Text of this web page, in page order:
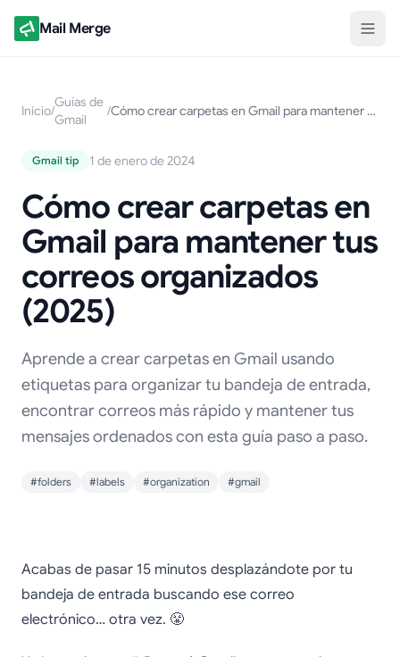
Mail Merge
Inicio/
Guías de
Gmail
/ Cómo crear carpetas en Gmail para mantener tus correos organizados (2025)
Gmail tip 1 de enero de 2024
Cómo crear carpetas en
Gmail para mantener tus
correos organizados
(2025)
Aprende a crear carpetas en Gmail usando
etiquetas para organizar tu bandeja de entrada,
encontrar correos más rápido y mantener tus
mensajes ordenados con esta guía paso a paso.
#folders #labels #organization #gmail
Cómo crear carpetas
en Gmail para
mantener tus correos
Acabas de pasar 15 minutos desplazándote por tu
bandeja de entrada buscando ese correo
electrónico… otra vez. 😤